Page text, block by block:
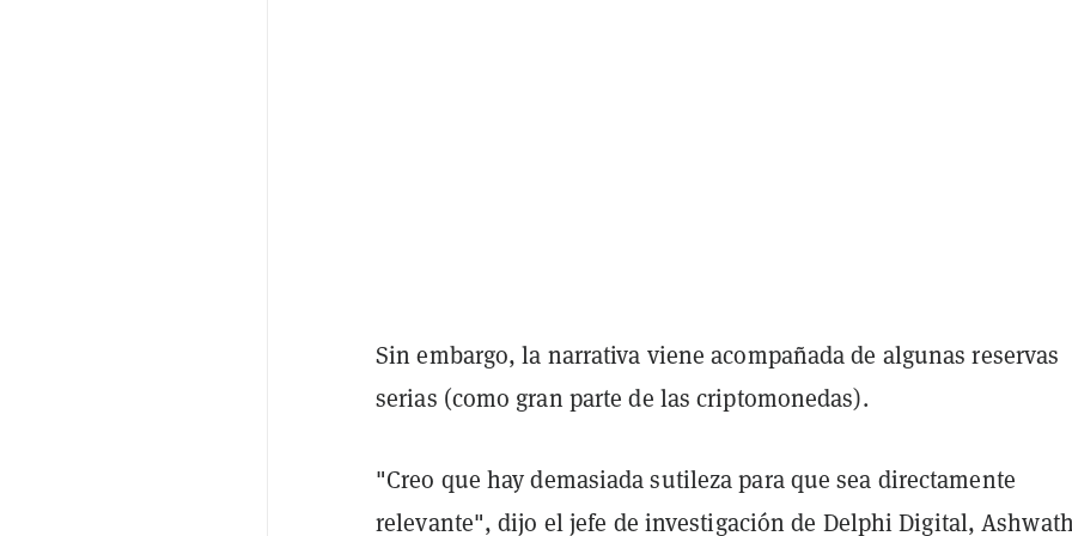
Sin embargo, la narrativa viene acompañada de algunas reservas
serias (como gran parte de las criptomonedas).
"Creo que hay demasiada sutileza para que sea directamente
relevante", dijo el jefe de investigación de Delphi Digital,